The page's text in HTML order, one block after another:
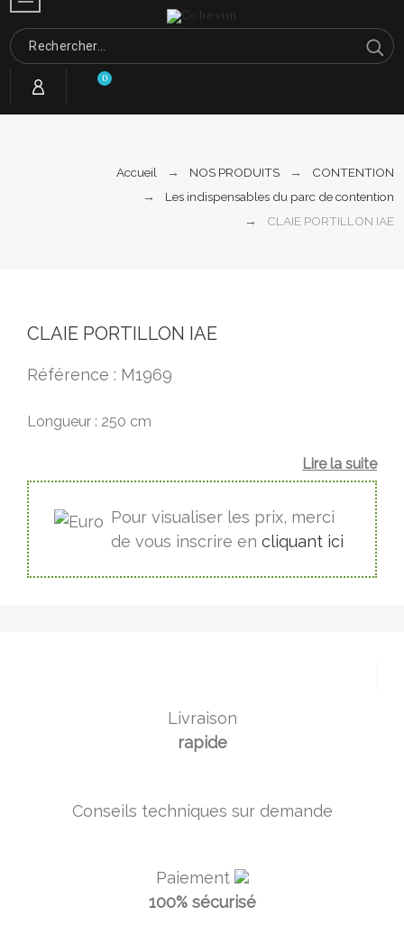
0
Accueil NOS PRODUITS
CONTENTION
Les indispensables du parc de contention
CLAIE PORTILLON IAE
CLAIE PORTILLON IAE
Référence : M1969
Longueur : 250 cm
Lire la suite
Pour visualiser les prix, merci
de vous inscrire en cliquant ici
Livraison
rapide
Conseils techniques sur demande
Paiement
100% sécurisé